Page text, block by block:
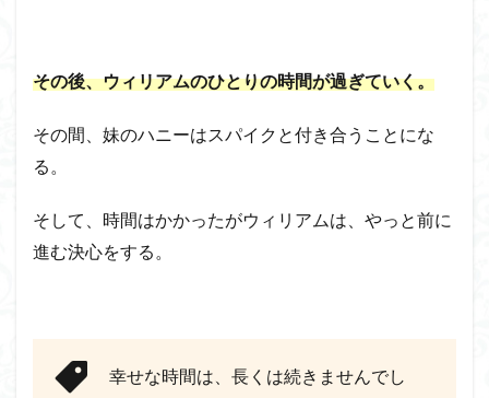
その後、ウィリアムのひとりの時間が過ぎていく。
その間、妹のハニーはスパイクと付き合うことにな
る。
そして、時間はかかったがウィリアムは、やっと前に
進む決心をする。
幸せな時間は、長くは続きませんでし